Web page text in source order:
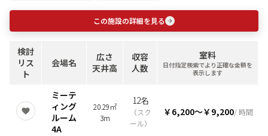
この施設の詳細を見る
検討
リス
ト
会場名
広さ
天井高
収容
人数
室料
日付指定検索でより正確な金額を
表示します
ミーテ
ィング
ルーム
4A
20.29㎡
3m
12名
（スク
ール）
￥6,200〜￥9,200/ 時間